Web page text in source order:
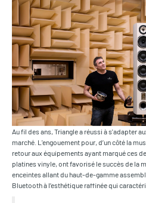
Au fil des ans, Triangle a réussi à s'adapter
marché. L'engouement pour, d’un côté la
retour aux équipements ayant marqué ces
platines vinyle, ont favorisé le succès de la
enceintes allant du haut-de-gamme
Bluetooth à l’esthétique raffinée qui